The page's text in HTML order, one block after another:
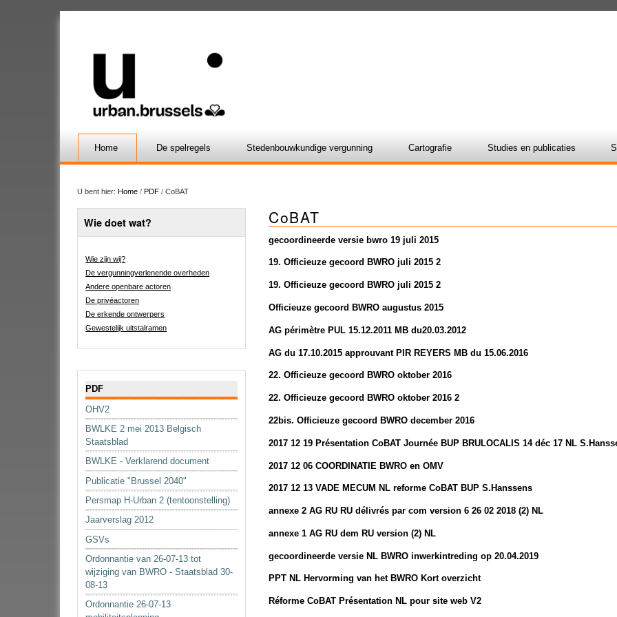
Home De spelregels Stedenbouwkundige vergunning Cartografie Studies en publicaties
U bent hier: Home / PDF / CoBAT
Wie doet wat?
Wie zijn wij?
De vergunningverlenende overheden
Andere openbare actoren
De privéactoren
De erkende ontwerpers
Gewestelijk uitstalramen
PDF
OHV2
BWLKE 2 mei 2013 Belgisch
Staatsblad
BWLKE - Verklarend document
Publicatie "Brussel 2040"
Persmap H-Urban 2 (tentoonstelling)
Jaarverslag 2012
GSVs
Ordonnantie van 26-07-13 tot
wijziging van BWRO - Staatsblad 30-
08-13
Ordonnantie 26-07-13
CoBAT
gecoordineerde versie bwro 19 juli 2015
19. Officieuze gecoord BWRO juli 2015 2
19. Officieuze gecoord BWRO juli 2015 2
Officieuze gecoord BWRO augustus 2015
AG périmètre PUL 15.12.2011 MB du20.03.2012
AG du 17.10.2015 approuvant PIR REYERS MB du 15.06.2016
22. Officieuze gecoord BWRO oktober 2016
22. Officieuze gecoord BWRO oktober 2016 2
22bis. Officieuze gecoord BWRO december 2016
2017 12 19 Présentation CoBAT Journée BUP BRULOCALIS 14 déc 17 NL
2017 12 06 COORDINATIE BWRO en OMV
2017 12 13 VADE MECUM NL reforme CoBAT BUP S.Hanssens
annexe 2 AG RU RU délivrés par com version 6 26 02 2018 (2) NL
annexe 1 AG RU dem RU version (2) NL
gecoordineerde versie NL BWRO inwerkintreding op 20.04.2019
PPT NL Hervorming van het BWRO Kort overzicht
Réforme CoBAT Présentation NL pour site web V2